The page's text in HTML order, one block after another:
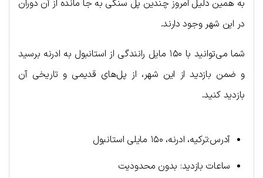
به همین دلیل امروز چندین پل سنگی به جا مانده از آن دوران
در این شهر وجود دارند.
شما می‌توانید با ۱۵۰ مایل رانندگی از استانبول به ادرنه برسید
و ضمن بازدید از این شهر، از پل‌های قدیمی و تاریخی آن
بازدید کنید.
آدرس:ترکیه، ادرنه، ۱۵۰ مایلی استانبول
ساعات بازدید: بدون محدودیت